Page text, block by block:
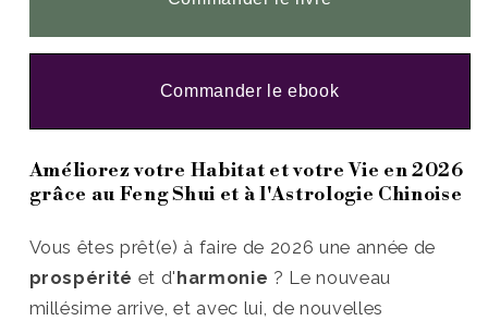
annuel
2026
Optimisez
votre
et
votre
vie
annuel
Shui
2026
Optimisez
votre
et
votre
vie
Commander le ebook
Améliorez votre Habitat et votre Vie en 2026
grâce au Feng Shui et à l'Astrologie Chinoise
Vous êtes prêt(e) à faire de 2026 une année de
prospérité et d'harmonie ? Le nouveau
millésime arrive, et avec lui, de nouvelles